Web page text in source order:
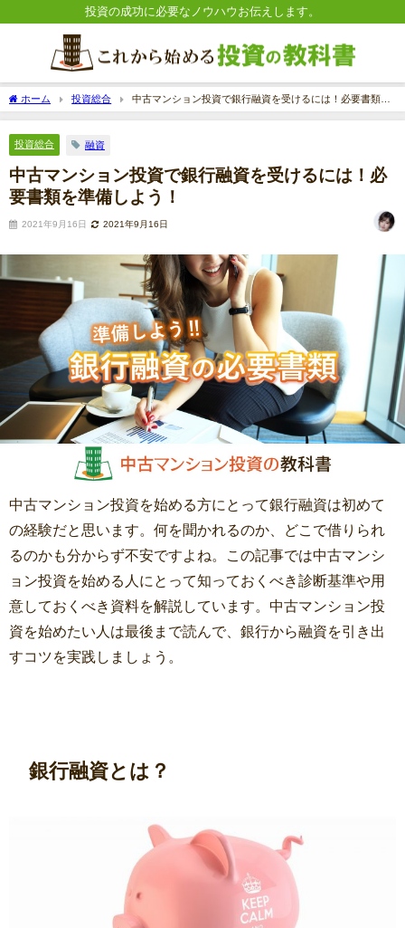
投資の成功に必要なノウハウお伝えします。
ホーム 投資総合
中古マンション投資で銀行融資を受けるには！必要書類を
準備しよう！
投資総合 融資
中古マンション投資で銀行融資を受けるには！必
要書類を準備しよう！
2021年9月16日 2021年9月16日
中古マンション投資を始める方にとって銀行融資は初めて
の経験だと思います。何を聞かれるのか、どこで借りられ
るのかも分からず不安ですよね。この記事では中古マンシ
ョン投資を始める人にとって知っておくべき診断基準や用
意しておくべき資料を解説しています。中古マンション投
資を始めたい人は最後まで読んで、銀行から融資を引き出
すコツを実践しましょう。
銀行融資とは？